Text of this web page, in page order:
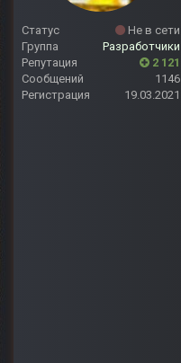
Статус
Не в сети
Группа
Разработчики
Репутация
2 121
Сообщений
1146
Регистрация
19.03.2021